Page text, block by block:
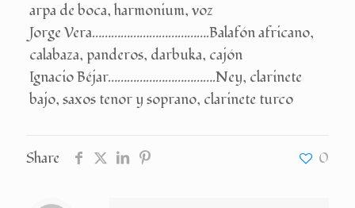
arpa de boca, harmonium, voz
Jorge Vera……………………………….Balafón africano,
calabaza, panderos, darbuka, cajón
Ignacio Béjar…………………………….Ney, clarinete
bajo, saxos tenor y soprano, clarinete turco
Share 0